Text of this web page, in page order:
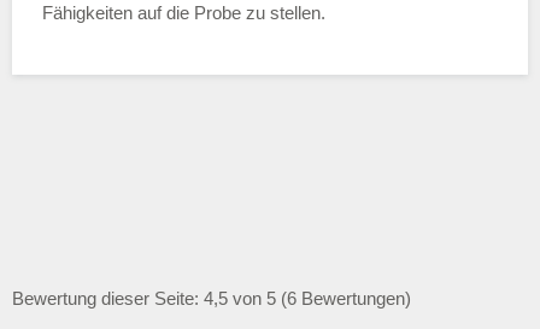
Fähigkeiten auf die Probe zu stellen.
Bewertung dieser Seite: 4,5 von 5 (6 Bewertungen)